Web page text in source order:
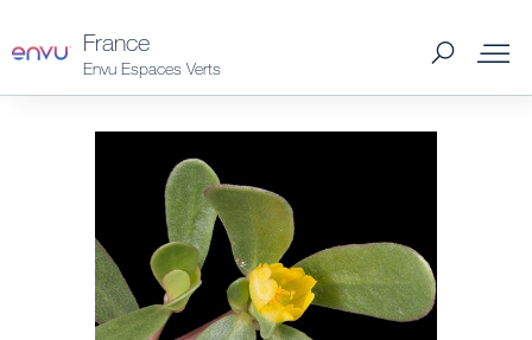
France
Envu Espaces Verts
Solutions
Articles et conseils